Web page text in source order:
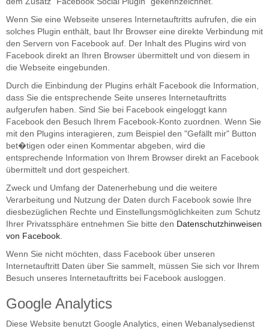
Wenn Sie eine Webseite unseres Internetauftritts aufrufen, die ein
solches Plugin enthält, baut Ihr Browser eine direkte Verbindung mit
den Servern von Facebook auf. Der Inhalt des Plugins wird von
Facebook direkt an Ihren Browser übermittelt und von diesem in
die Webseite eingebunden.
Durch die Einbindung der Plugins erhält Facebook die Information,
dass Sie die entsprechende Seite unseres Internetauftritts
aufgerufen haben. Sind Sie bei Facebook eingeloggt kann
Facebook den Besuch Ihrem Facebook-Konto zuordnen. Wenn Sie
mit den Plugins interagieren, zum Beispiel den "Gefällt mir" Button
bet�tigen oder einen Kommentar abgeben, wird die
entsprechende Information von Ihrem Browser direkt an Facebook
übermittelt und dort gespeichert.
Zweck und Umfang der Datenerhebung und die weitere
Verarbeitung und Nutzung der Daten durch Facebook sowie Ihre
diesbezüglichen Rechte und Einstellungsmöglichkeiten zum Schutz
Ihrer Privatssphäre entnehmen Sie bitte den Datenschutzhinweisen
von Facebook
Wenn Sie nicht möchten, dass Facebook über unseren
Internetauftritt Daten über Sie sammelt, müssen Sie sich vor Ihrem
Besuch unseres Internetauftritts bei Facebook ausloggen.
Google Analytics
Diese Website benutzt Google Analytics, einen Webanalysedienst